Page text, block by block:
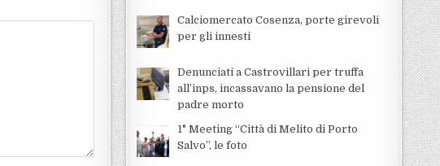
Calciomercato Cosenza, porte girevoli
per gli innesti
Denunciati a Castrovillari per truffa
all’inps, incassavano la pensione del
padre morto
1° Meeting “Città di Melito di Porto
Salvo”, le foto